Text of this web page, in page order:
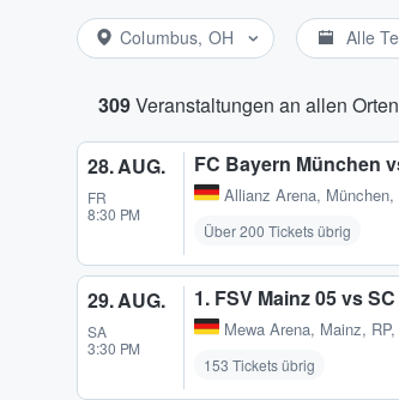
Columbus, OH Alle
309Veranstaltungen an allen Orten
28. AUG.
FR
8:30 PM
FC Bayern München
Allianz Arena, München,
Über 200 Tickets übrig
29. AUG.
SA
3:30 PM
1. FSV Mainz 05 vs
Mewa Arena, Mainz,
153 Tickets übrig